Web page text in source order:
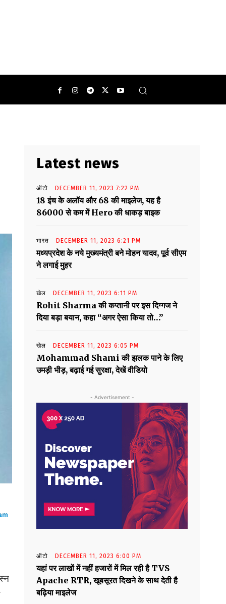
Latest news
ऑटो DECEMBER 11, 2023 7:22 PM
18 इंच के अलॉय और 68 की माइलेज, यह है
86000 से कम में Hero की धाकड़ बाइक
भारत DECEMBER 11, 2023 6:21 PM
मध्यप्रदेश के नये मुख्यमंत्री बने मोहन यादव, पूर्व सीएम
ने लगाई मुहर
खेल DECEMBER 11, 2023 6:11 PM
Rohit Sharma की कप्तानी पर इस दिग्गज ने
दिया बड़ा बयान, कहा “अगर ऐसा किया तो…”
खेल DECEMBER 11, 2023 6:05 PM
Mohammad Shami की झलक पाने के लिए
उमड़ी भीड़, बढ़ाई गई सुरक्षा, देखें वीडियो
- Advertisement -
ऑटो DECEMBER 11, 2023 6:00 PM
यहां पर लाखों में नहीं हजारों में मिल रही है TVS
Apache RTR, खूबसूरत दिखने के साथ देती है
बढ़िया माइलेज